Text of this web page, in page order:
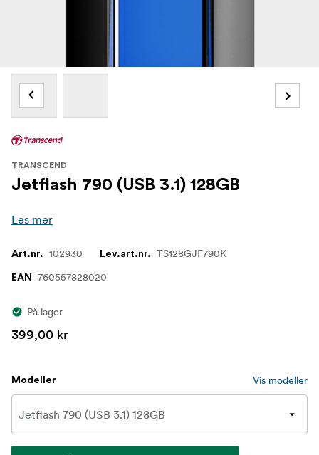
TRANSCEND
Jetflash 790 (USB 3.1) 128GB
Les mer
Art.nr. 102930 Lev.art.nr. TS128GJF790K
EAN 760557828020
På lager
399,00 kr
Modeller Vis modeller